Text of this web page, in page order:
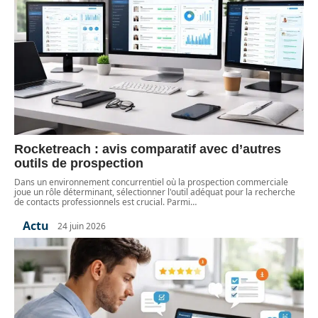
Rocketreach : avis comparatif avec d’autres
outils de prospection
Dans un environnement concurrentiel où la prospection commerciale
joue un rôle déterminant, sélectionner l'outil adéquat pour la recherche
de contacts professionnels est crucial. Parmi…
Actu 24 juin 2026